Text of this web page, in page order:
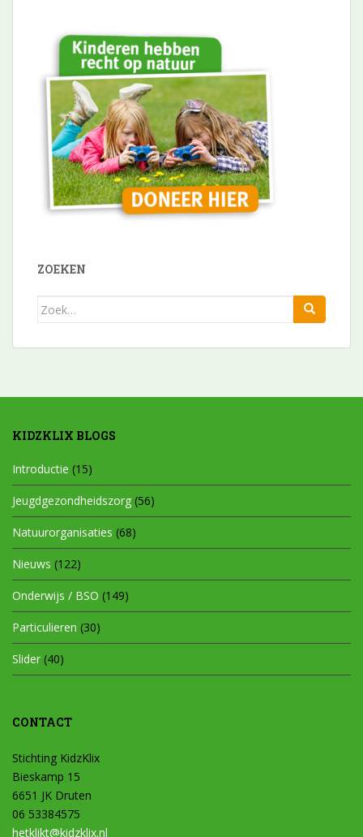
ZOEKEN
Zoek
KIDZKLIX BLOGS
Introductie (15)
Jeugdgezondheidszorg (56)
Natuurorganisaties (68)
Nieuws (122)
Onderwijs / BSO (149)
Particulieren (30)
Slider (40)
CONTACT
Stichting KidzKlix
Bieskamp 15
6651 JK Druten
06 53384575
hetklikt@kidzklix.nl